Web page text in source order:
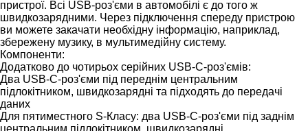
пристрої. Всі USB-роз'єми в автомобілі є до того ж
швидкозарядними. Через підключення спереду пристрою
ви можете закачати необхідну інформацію, наприклад,
збережену музику, в мультимедійну систему.
Компоненти:
Додатково до чотирьох серійних USB-C-роз'ємів:
Два USB-C-роз'єми під переднім центральним
підлокітником, швидкозарядні та підходять до передачі
даних
Для пятиместного S-Класу: два USB-C-роз'єми під заднім
центральним підлокітником, швидкозарядні